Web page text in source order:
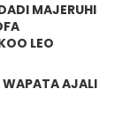
MAJERUHI
LEO
AJALI